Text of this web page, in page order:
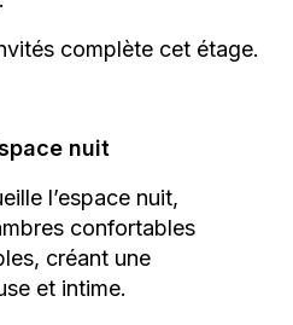
complète cet étage.
nuit
l’espace nuit,
confortables
créant une
et intime.